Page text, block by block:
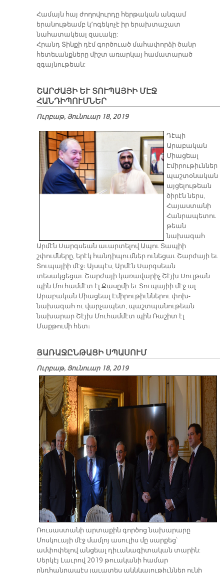
Համայն հայ ժողովուրդը հերթական անգամ
երանութեամբ կ՚ոգեկոչէ իր երախտաշատ
նահատակեալ զաւակը:
Հրանդ Տինքի դէմ գործուած մահափորձի ծանր
հետեւանքները միշտ առարկայ համատարած
զգայնութեան:
ՇԱՐԺԱՅԻ ԵՒ ՏՈՒՊԱՅԻԻ ՄԷՋ
ՀԱՆԴԻՊՈՒՄՆԵՐ
Ուրբաթ, Յունուար 18, 2019
Դէպի
Արաբական
Միացեալ
Էմիրութիւններ
պաշտօնական
այցելութեան
ծիրէն ներս,
Հայաստանի
Հանրապետու
թեան
նախագահ
Արմէն Սարգսեան աւարտելով Ապու Տապիի
շփումները, երէկ հանդիպումներ ունեցաւ Շարժայի եւ
Տուպայիի մէջ։ Այսպէս, Արմէն Սարգսեան
տեսակցեցաւ Շարժայի կառավարիչ Շէյխ Սուլթան
պին Մուհամմէտ էլ Քասըմի եւ Տուպայիի մէջ ալ
Արաբական Միացեալ Էմիրութիւններու փոխ-
նախագահ ու վարչապետ, պաշտպանութեան
նախարար Շէյխ Մուհամմէտ պին Ռաշիտ էլ
Մաքթումի հետ։
ՅԱՌԱՋԸՆԹԱՑԻ ՍՊԱՍՈՒՄ
Ուրբաթ, Յունուար 18, 2019
Ռուսաստանի արտաքին գործոց նախարարը
Մոսկուայի մէջ մամլոյ ասուլիս մը սարքեց՝
ամփոփելով անցեալ դիւանագիտական տարին:
Սերկէյ Լաւրով 2019 թուականի համար
ընդհանրապէս լաւատես ակնկալութիւններ ունի